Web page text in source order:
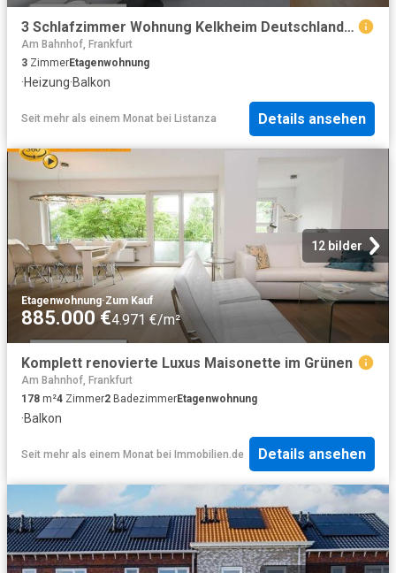
3 Schlafzimmer Wohnung Kelkheim Deutschland 101928174
Am Bahnhof, Frankfurt
3 ZimmerEtagenwohnung
·Heizung·Balkon
Seit mehr als einem Monat bei Listanza Details ansehen
12 bilder
Etagenwohnung·Zum Kauf
885.000 €4.971 €/m²
Komplett renovierte Luxus Maisonette im Grünen
Am Bahnhof, Frankfurt
178 m²4 Zimmer2 BadezimmerEtagenwohnung
·Balkon
Seit mehr als einem Monat bei Immobilien.de Details ansehen